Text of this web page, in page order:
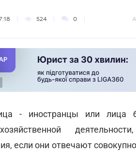
524 0
- иностранцы или лица
если они отвечают